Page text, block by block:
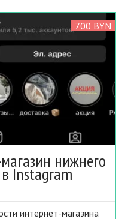
700 BYN
нижнего
Instagram
интернет-магазина